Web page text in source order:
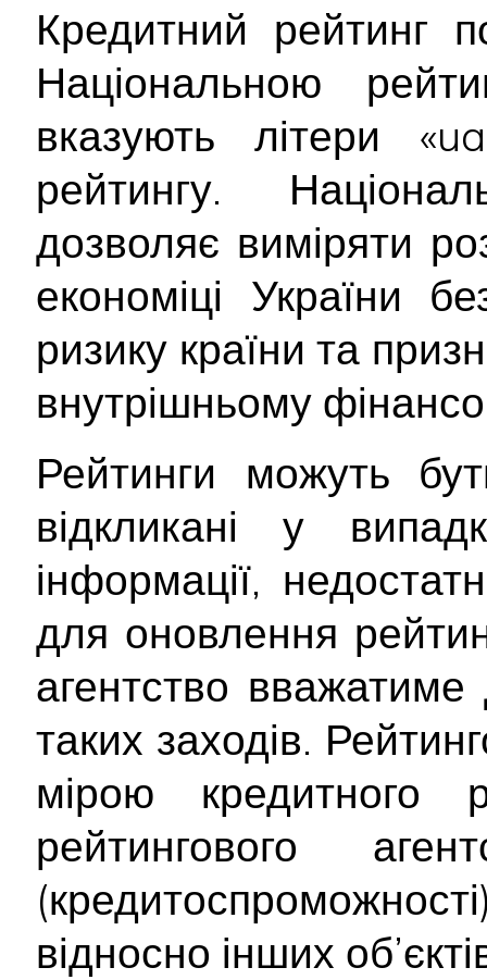
Кредитний рейтинг
Національною
вказують літери
рейтингу.
дозволяє виміряти
економіці України
ризику країни та
внутрішньому
Рейтинги можуть
відкликані у
інформації,
для оновлення
агентство вважатиме
таких заходів.
мірою
рейтингового
відносно інших